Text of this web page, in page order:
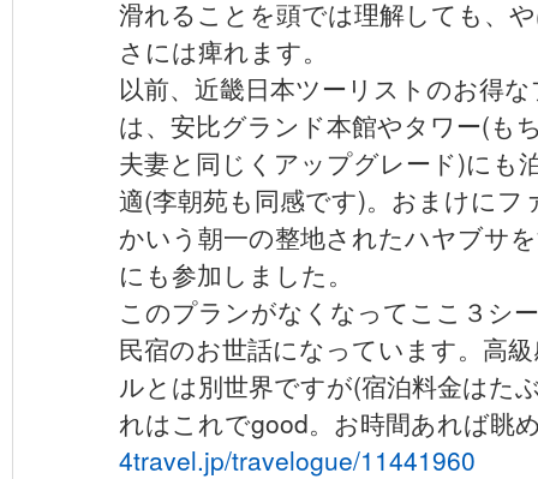
滑れることを頭では理解しても、
さには痺れます。
以前、近畿日本ツーリストのお得
は、安比グランド本館やタワー(も
夫妻と同じくアップグレード)にも
適(李朝苑も同感です)。おまけに
かいう朝一の整地されたハヤブサ
にも参加しました。
このプランがなくなってここ３シ
民宿のお世話になっています。高
ルとは別世界ですが(宿泊料金はた
れはこれでgood。お時間あれば眺
4travel.jp/travelogue/11441960